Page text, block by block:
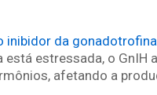
da
está estressada, o
afetando a